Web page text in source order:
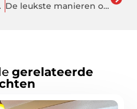
past? De leukste manieren om je huis op te fleuren
gerelateerde